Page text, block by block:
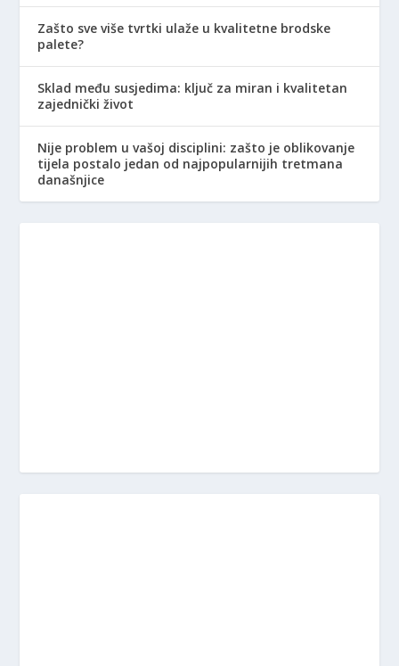
Zašto sve više tvrtki ulaže u kvalitetne brodske
palete?
Sklad među susjedima: ključ za miran i kvalitetan
zajednički život
Nije problem u vašoj disciplini: zašto je oblikovanje
tijela postalo jedan od najpopularnijih tretmana
današnjice